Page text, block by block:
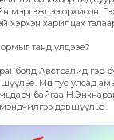
мэргэжлээ орхисон.
хэрхэн харилцах
танд үлдээе?
Австралид гэр
Мөн тус улсад
байгаа
дэвшүүлье.